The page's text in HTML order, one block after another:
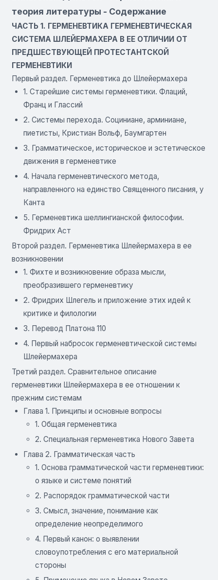
теория литературы - Содержание
ЧАСТЬ 1. ГЕРМЕНЕВТИКА ГЕРМЕНЕВТИЧЕСКАЯ
СИСТЕМА ШЛЕЙЕРМАХЕРА В ЕЕ ОТЛИЧИИ ОТ
ПРЕДШЕСТВУЮЩЕЙ ПРОТЕСТАНТСКОЙ
ГЕРМЕНЕВТИКИ
Первый раздел. Герменевтика до Шлейермахера
1. Старейшие системы герменевтики. Флаций,
Франц и Глассий
2. Системы перехода. Социниане, арминиане,
пиетисты, Кристиан Вольф, Баумгартен
3. Грамматическое, историческое и эстетическое
движения в герменевтике
4. Начала герменевтического метода,
направленного на единство Священного писания, у
Канта
5. Герменевтика шеллингианской философии.
Фридрих Аст
Второй раздел. Герменевтика Шлейермахера в ее
возникновении
1. Фихте и возникновение образа мысли,
преобразившего герменевтику
2. Фридрих Шлегель и приложение этих идей к
критике и филологии
3. Перевод Платона 110
4. Первый набросок герменевтической системы
Шлейермахера
Третий раздел. Сравнительное описание
герменевтики Шлейермахера в ее отношении к
прежним системам
Глава 1. Принципы и основные вопросы
1. Общая герменевтика
2. Специальная герменевтика Нового Завета
Глава 2. Грамматическая часть
1. Основа грамматической части герменевтики:
о языке и системе понятий
2. Распорядок грамматической части
3. Смысл, значение, понимание как
определение неопределимого
4. Первый канон: о выявлении
словоупотребления с его материальной
стороны